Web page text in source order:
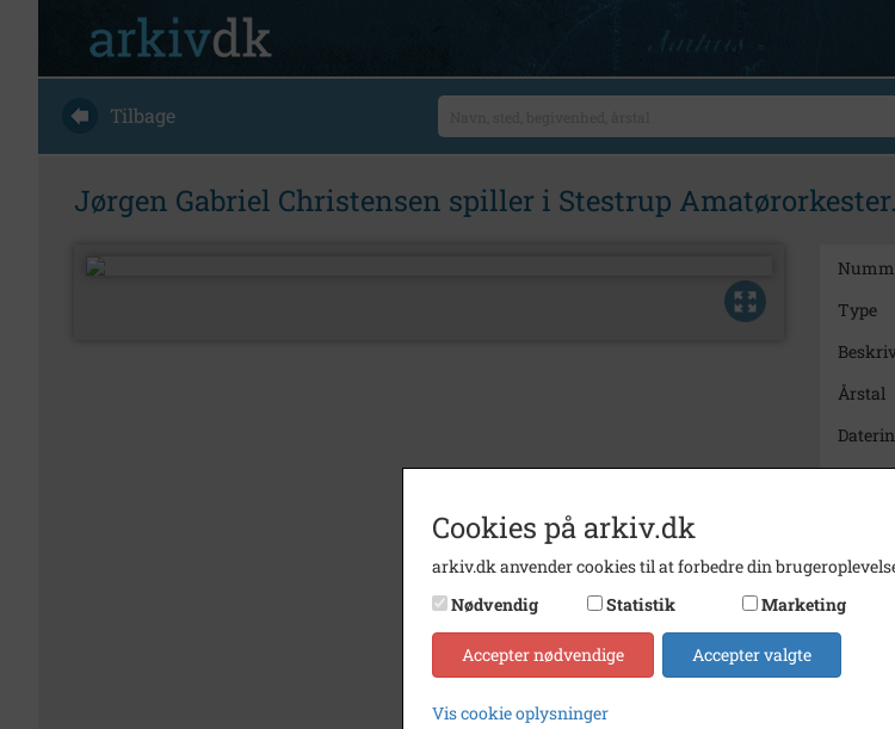
Tilbage
Jørgen Gabriel Christensen spiller i Stestrup Amatørorkester.
Type
Årstal
Søg
Cookies på arkiv.dk
arkiv.dk anvender cookies til at forbedre din
Nødvendig
Statistik Marketing
Accepter nødvendige Accepter valgte
Vis cookie oplysninger